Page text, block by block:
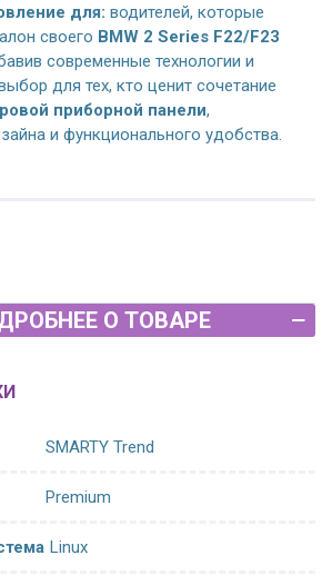
для: водителей, которые
своего BMW 2 Series F22/F23
современные технологии и
для тех, кто ценит сочетание
приборной панели,
и функционального удобства.
О ТОВАРЕ
SMARTY Trend
Premium
Linux